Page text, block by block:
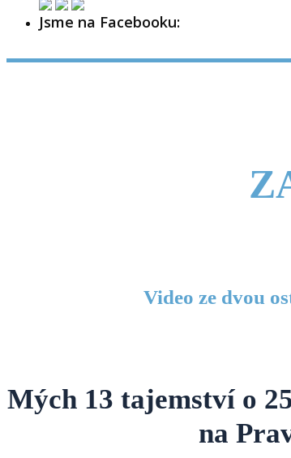
Jsme na Facebooku:
Video ze dvou
Mých 13 tajemství o
na